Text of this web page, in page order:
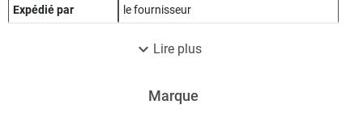
Expédié par le fournisseur
expand_more Lire plus
Marque